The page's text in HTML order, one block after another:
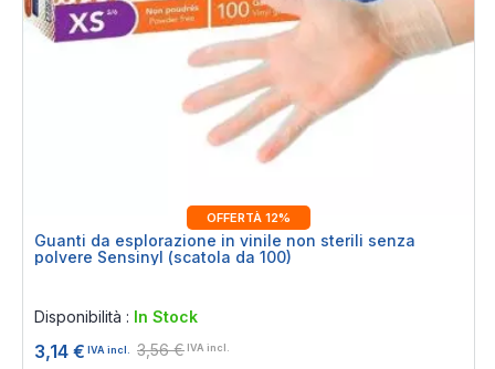
OFFERTÀ 12%
Guanti da esplorazione in vinile non sterili senza
polvere Sensinyl (scatola da 100)
Disponibilità : In Stock
3,14 € IVA incl. 3,56 € IVA incl.